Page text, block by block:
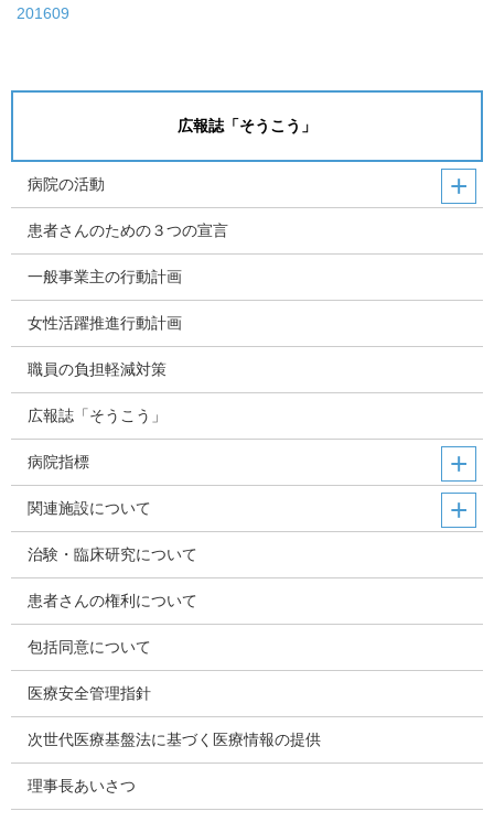
201609
広報誌「そうこう」
病院の活動
患者さんのための３つの宣言
一般事業主の行動計画
女性活躍推進行動計画
職員の負担軽減対策
広報誌「そうこう」
病院指標
関連施設について
治験・臨床研究について
患者さんの権利について
包括同意について
医療安全管理指針
次世代医療基盤法に基づく医療情報の提供
理事長あいさつ